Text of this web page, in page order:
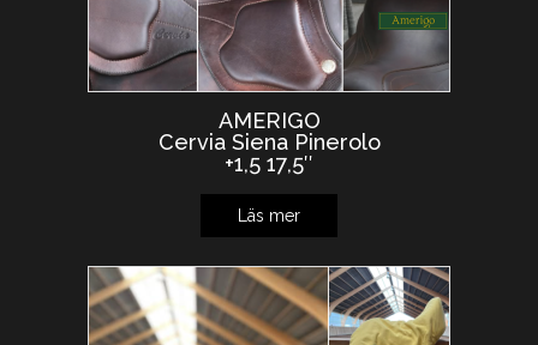
AMERIGO
Cervia Siena Pinerolo
+1,5 17,5″
Läs mer